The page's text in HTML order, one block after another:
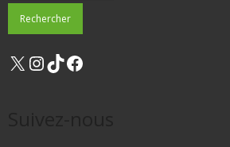
X Instagram
TikTok